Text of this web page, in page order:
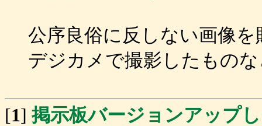
公序良俗に反しない画像
デジカメで撮影したもの
[1]掲示板バージョンアップ